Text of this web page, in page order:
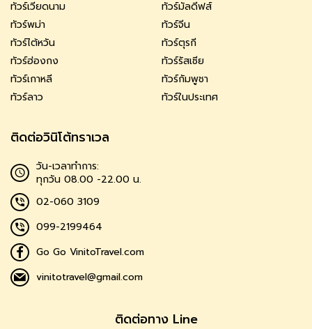
ทัวร์เวียดนาม
ทัวร์มัลดีฟส์
ทัวร์พม่า
ทัวร์จีน
ทัวร์ไต้หวัน
ทัวร์ตุรกี
ทัวร์ฮ่องกง
ทัวร์รัสเซีย
ทัวร์เกาหลี
ทัวร์กัมพูชา
ทัวร์ลาว
ทัวร์ในประเทศ
ติดต่อวินิโต้ทราเวล
วัน-เวลาทำการ:
ทุกวัน 08.00 -22.00 น.
02-060 3109
099-2199464
Go Go VinitoTravel.com
vinitotravel@gmail.com
ติดต่อทาง Line